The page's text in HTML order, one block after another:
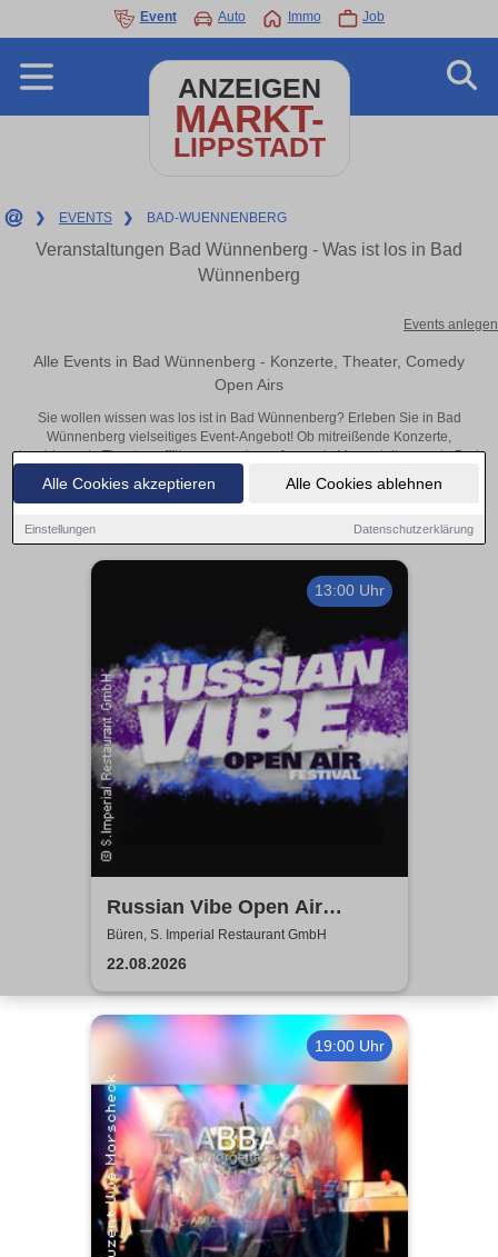
Alle Cookies akzeptieren Alle Cookies ablehnen
Einstellungen Datenschutzerklärung
Event Auto Immo Job
ANZEIGEN
MARKT-
LIPPSTADT
❯ EVENTS ❯ BAD-WUENNENBERG
Veranstaltungen Bad Wünnenberg - Was ist los in Bad
Wünnenberg
Events anlegen
Alle Events in Bad Wünnenberg - Konzerte, Theater, Comedy
Open Airs
Sie wollen wissen was los ist in Bad Wünnenberg? Erleben Sie in Bad
Wünnenberg vielseitiges Event-Angebot! Ob mitreißende Konzerte,
inspirierende Theateraufführungen oder aufregende Veranstaltungen in Bad
Wünnenberg – hier finden alles im Überblick und Tickets.
13:00 Uhr
Russian Vibe Open Air
Festival 2026
Büren, S. Imperial Restaurant GmbH
22.08.2026
19:00 Uhr